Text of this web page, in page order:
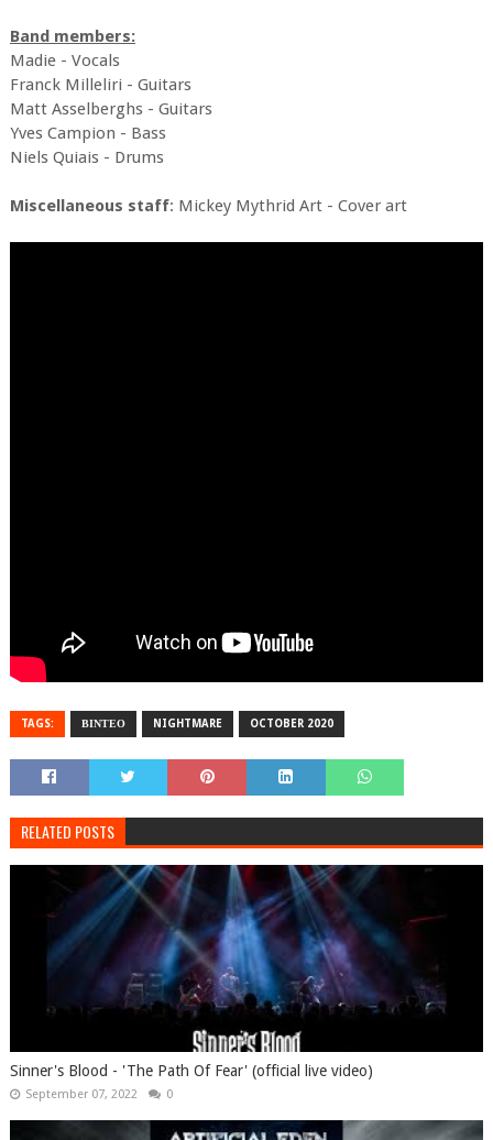
Band members:
Madie - Vocals
Franck Milleliri - Guitars
Matt Asselberghs - Guitars
Yves Campion - Bass
Niels Quiais - Drums
Miscellaneous staff: Mickey Mythrid Art - Cover art
TAGS: ΒΙΝΤΕΟ NIGHTMARE OCTOBER 2020
RELATED POSTS
Sinner's Blood - 'The Path Of Fear' (official live video)
September 07, 2022 0